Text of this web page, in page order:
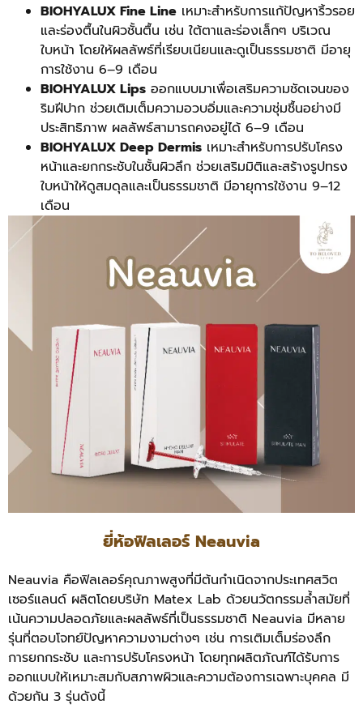
BIOHYALUX Fine Line เหมาะสำหรับการแก้ปัญหาริ้วรอย
และร่องตื้นในผิวชั้นตื้น เช่น ใต้ตาและร่องเล็กๆ บริเวณ
ใบหน้า โดยให้ผลลัพธ์ที่เรียบเนียนและดูเป็นธรรมชาติ มีอายุ
การใช้งาน 6–9 เดือน
BIOHYALUX Lips ออกแบบมาเพื่อเสริมความชัดเจนของ
ริมฝีปาก ช่วยเติมเต็มความอวบอิ่มและความชุ่มชื้นอย่างมี
ประสิทธิภาพ ผลลัพธ์สามารถคงอยู่ได้ 6–9 เดือน
BIOHYALUX Deep Dermis เหมาะสำหรับการปรับโครง
หน้าและยกกระชับในชั้นผิวลึก ช่วยเสริมมิติและสร้างรูปทรง
ใบหน้าให้ดูสมดุลและเป็นธรรมชาติ มีอายุการใช้งาน 9–12
เดือน
ยี่ห้อฟิลเลอร์ Neauvia
Neauvia คือฟิลเลอร์คุณภาพสูงที่มีต้นกำเนิดจากประเทศสวิต
เซอร์แลนด์ ผลิตโดยบริษัท Matex Lab ด้วยนวัตกรรมล้ำสมัยที่
เน้นความปลอดภัยและผลลัพธ์ที่เป็นธรรมชาติ Neauvia มีหลาย
รุ่นที่ตอบโจทย์ปัญหาความงามต่างๆ เช่น การเติมเต็มร่องลึก
การยกกระชับ และการปรับโครงหน้า โดยทุกผลิตภัณฑ์ได้รับการ
ออกแบบให้เหมาะสมกับสภาพผิวและความต้องการเฉพาะบุคคล มี
ด้วยกัน 3 รุ่นดังนี้